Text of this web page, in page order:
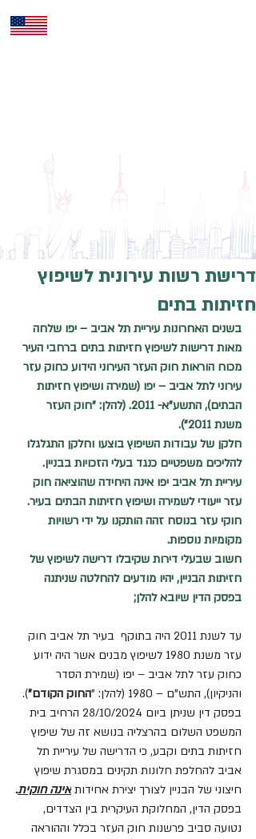
דרישת רשות עירונית לשיפוץ
חזיתות בתים
בשנים האחרונות עיריית תל אביב – יפו שלחה
מאות דרישות לשיפוץ חזיתות בתים ברחבי העיר
מכוח הוראות חוק העזר העירוני הידוע כחוק עזר
עירוני לתל אביב – יפו (שמירה ושיפוץ חזיתות
הבתים), התשע"א- 2011. (להלן: "חוק העזר
משנת 2011").
חלקן של עבודות השיפוץ בוצעו וחלקן התגלגלו
להליכים משפטיים כנגד בעלי הזכויות בבניין.
עיריית תל אביב יפו אינה היחידה שהוציאה חוק
עזר ייעודי לשמירה ושיפוץ חזיתות הבתים בעיר.
חוקי עזר בנוסח זהה הותקנו על ידי רשויות
מקומיות נוספות.
חשוב שבעלי דירות שקיבלו דרישה לשיפוץ של
חזיתות הבניין, יהיו מודעים להחלטה שניתנה
בפסק הדין שיובא להלן;
עד לשנת 2011 היה בתוקף  בעיר תל אביב חוק
עזר משנת 1980 לשיפוץ מבנים אשר היה ידוע
כחוק עזר לתל אביב – יפו (שמירת הסדר
והניקיון), התש"ם – 1980 (להלן: "
החוק הקודם").
בפסק דין שניתן ביום 28/10/2024 הרחיב בית
המשפט השלום בהרצליה בנושא זה של שיפוץ
חזיתות בתים וקבע, כי הדרישה של עיריית תל
אביב להחלפת חלונות תקינים במסגרת שיפוץ
חיצוני של הבניין לצורך יצירת אחידות אינה חוקית.
בפסק הדין, המחלוקת העיקרית בין הצדדים,
נטועה סביב פרשנות חוק העזר בכלל וההוראה